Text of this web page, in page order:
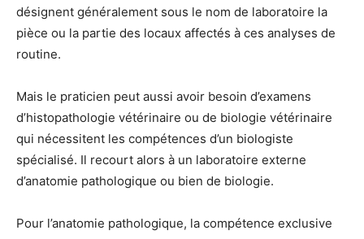
désignent généralement sous le nom de laboratoire la
pièce ou la partie des locaux affectés à ces analyses de
routine.
Mais le praticien peut aussi avoir besoin d’examens
d’histopathologie vétérinaire ou de biologie vétérinaire
qui nécessitent les compétences d’un biologiste
spécialisé. Il recourt alors à un laboratoire externe
d’anatomie pathologique ou bien de biologie.
Pour l’anatomie pathologique, la compétence exclusive